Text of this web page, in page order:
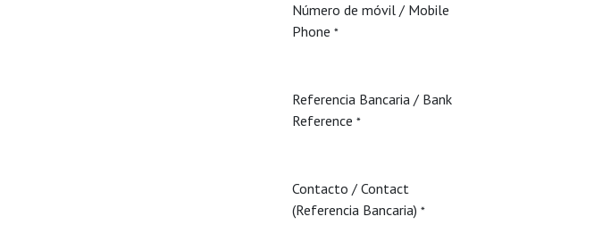
Número de móvil / Mobile
Phone *
Referencia Bancaria / Bank
Reference *
Contacto / Contact
(Referencia Bancaria) *